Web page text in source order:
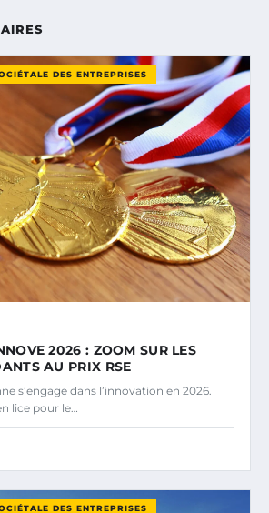
DES ENTREPRISES
2026 : ZOOM SUR LES
AU PRIX RSE
s’engage dans l’innovation en 2026.
lice pour le…
DES ENTREPRISES